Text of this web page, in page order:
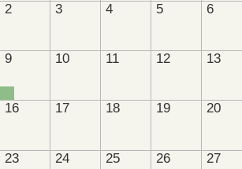
2 3 4 5 6
9 10 11 12 13
16 17 18 19 20
23 24 25 26 27